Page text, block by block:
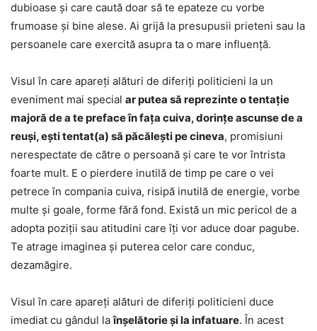
dubioase și care caută doar să te epateze cu vorbe
frumoase și bine alese. Ai grijă la presupusii prieteni sau la
persoanele care exercită asupra ta o mare influență.
Visul în care apareți alături de diferiți politicieni la un
eveniment mai special ar putea să reprezinte o tentație
majoră de a te preface în fața cuiva, dorințe ascunse de a
reuși, ești tentat(a) să păcălești pe cineva, promisiuni
nerespectate de către o persoană și care te vor întrista
foarte mult. E o pierdere inutilă de timp pe care o vei
petrece în compania cuiva, risipă inutilă de energie, vorbe
multe și goale, forme fără fond. Există un mic pericol de a
adopta poziții sau atitudini care îți vor aduce doar pagube.
Te atrage imaginea și puterea celor care conduc,
dezamăgire.
Visul în care apareți alături de diferiți politicieni duce
imediat cu gândul laînșelătorie și la infatuare. În acest